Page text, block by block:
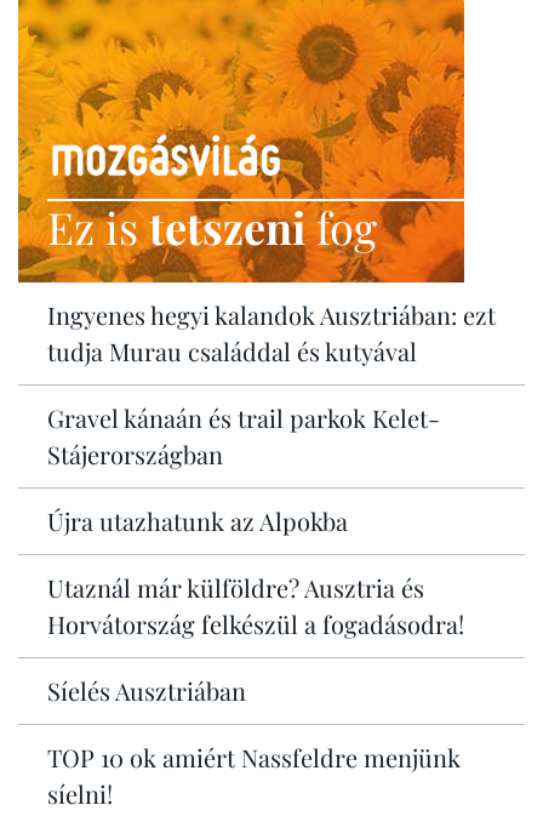
Ez istetszenifog
Ingyenes hegyi kalandok Ausztriában: ezt
tudja Murau családdal és kutyával
Gravel kánaán és trail parkok Kelet-
Stájerországban
Újra utazhatunk az Alpokba
Utaznál már külföldre? Ausztria és
Horvátország felkészül a fogadásodra!
Síelés Ausztriában
TOP 10 ok amiért Nassfeldre menjünk
síelni!